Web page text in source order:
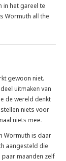
in het gareel te
Wormuth all the
gewoon niet.
uitmaken van
de wereld denkt
niets voor
niets mee.
Wormuth is daar
aangesteld die
paar maanden zelf